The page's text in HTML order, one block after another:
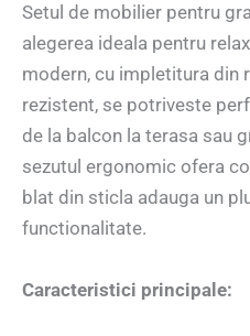
Setul de mobilier pentru
alegerea ideala pentru
modern, cu impletitura din
rezistent, se potriveste
de la balcon la terasa sau
sezutul ergonomic ofera
blat din sticla adauga un
functionalitate.
Caracteristici principale: